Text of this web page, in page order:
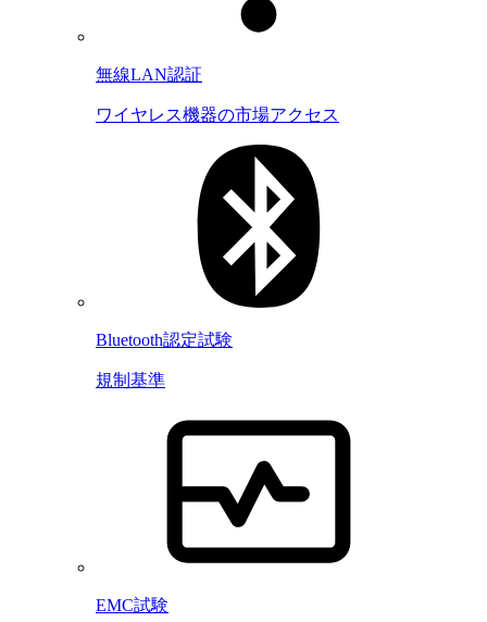
無線LAN認証
ワイヤレス機器の市場アクセス
Bluetooth認定試験
規制基準
EMC試験